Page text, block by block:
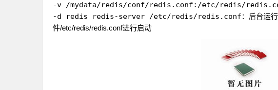
-v /mydata/redis/conf/redis.conf:/etc/redis/
-d redis redis-server /etc/redis/redis.conf：后台运
件/etc/redis/redis.conf进行启动